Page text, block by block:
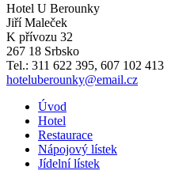
Hotel U Berounky
Jiří Maleček
K přívozu 32
267 18 Srbsko
Tel.: 311 622 395, 607 102 413
hoteluberounky@email.cz
Úvod
Hotel
Restaurace
Nápojový lístek
Jídelní lístek